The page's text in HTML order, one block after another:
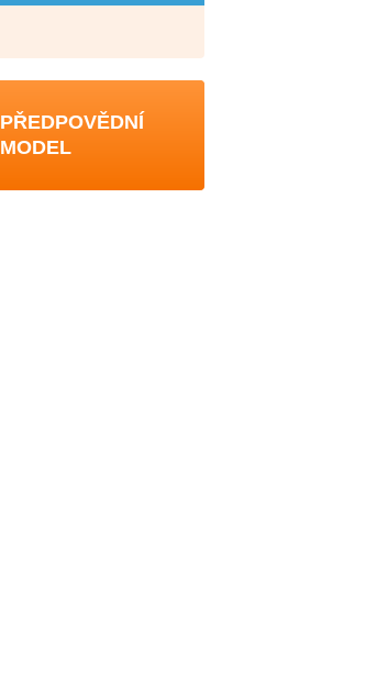
PŘEDPOVĚDNÍ
MODEL